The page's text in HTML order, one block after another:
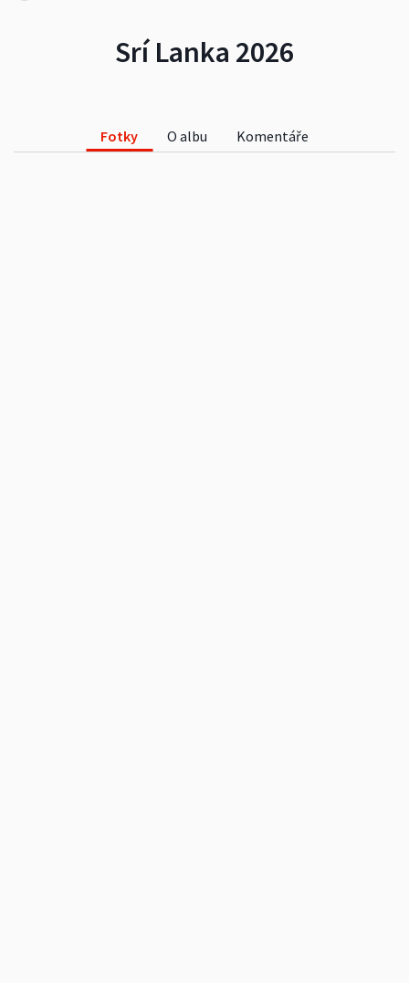
Srí Lanka 2026
Fotky O albu Komentáře